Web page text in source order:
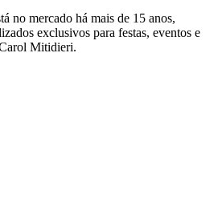
no mercado há mais de 15 anos,
exclusivos para festas, eventos e
Mitidieri.